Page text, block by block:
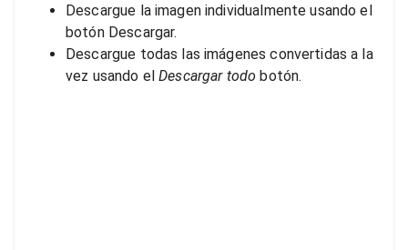
Descargue la imagen individualmente usando el
botón Descargar.
Descargue todas las imágenes convertidas a la
vez usando elDescargar todo botón.